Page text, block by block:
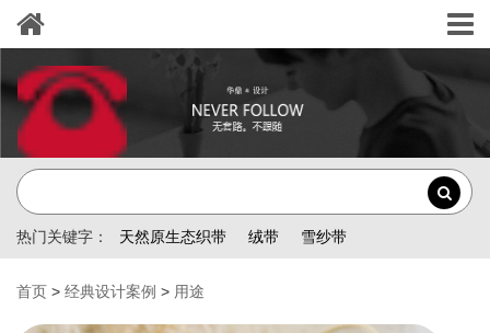
热门关键字： 天然原生态织带 绒带 雪纱带
首页 > 经典设计案例 > 用途